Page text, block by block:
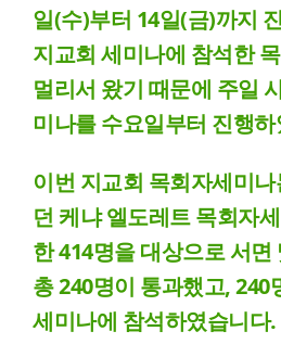
일(수)부터 14일(금)까지
지교회 세미나에 참석한
멀리서 왔기 때문에 주일
미나를 수요일부터 진행
이번 지교회 목회자세미
던 케냐 엘도레트 목회자
한414명을 대상으로 서면
총240명이 통과했고, 240
세미나에 참석하였습니다.